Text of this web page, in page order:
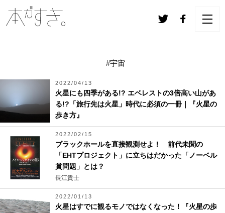
#宇宙
2022/04/13
火星にも四季がある!? エベレストの3倍高い山があ
る!?「旅行先は火星」時代に必須の一冊｜『火星の
歩き方』
2022/02/15
ブラックホールを直接観測せよ！ 前代未聞の
「EHTプロジェクト」に立ちはだかった「ノーベル
賞問題」とは？
長江貴士
2022/01/13
火星はすでに観るモノではなくなった！『火星の歩